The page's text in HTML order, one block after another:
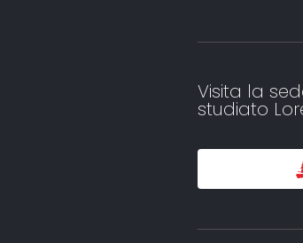
Visita la
studiato